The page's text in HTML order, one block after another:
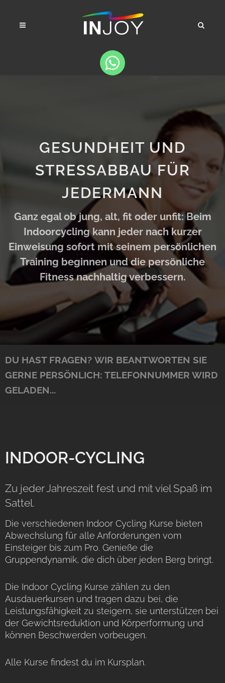
GESUNDHEIT UND
STRESSABBAU FÜR
JEDERMANN
Ganz egal ob jung, alt, fit oder unfit: Beim
Indoorcycling kann jeder nach kurzer
Einweisung sofort mit seinem persönlichen
Training beginnen und die persönliche
Fitness nachhaltig verbessern.
DU HAST FRAGEN? WIR BEANTWORTEN SIE
GERNE PERSÖNLICH: TELEFONNUMMER WIRD
GELADEN...
INDOOR-CYCLING
Zu jeder Jahreszeit fest und mit viel Spaß im
Sattel.
Die verschiedenen Indoor Cycling Kurse bieten
Abwechslung für alle Anforderungen vom
Einsteiger bis zum Pro. Genieße die
Gruppendynamik, die dich über jeden Berg bringt.
Die Indoor Cycling Kurse zählen zu den
Ausdauerkursen und tragen dazu bei, die
Leistungsfähigkeit zu steigern, sie unterstützen bei
der Gewichtsreduktion und Körperformung und
können Beschwerden vorbeugen.
Alle Kurse findest du im Kursplan.